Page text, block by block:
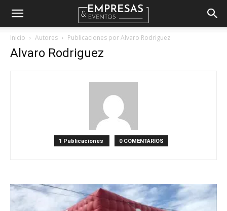
Empresas
Inicio Autores Publicaciones por Alvaro Rodriguez
Alvaro Rodriguez
1 Publicaciones 0 COMENTARIOS